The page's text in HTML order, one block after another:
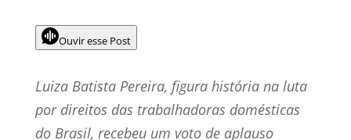
Ouvir esse Post
Luiza Batista Pereira, figura história na luta
por direitos das trabalhadoras domésticas
do Brasil, recebeu um voto de aplauso